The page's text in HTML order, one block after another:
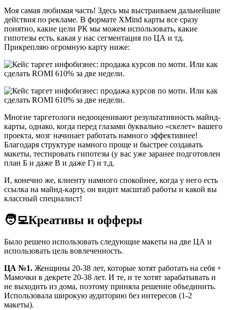
Моя самая любимая часть! Здесь мы выстраиваем дальнейшие
действия по рекламе. В формате XMind карты все сразу
понятно, какие цели РК мы можем использовать, какие
гипотезы есть, какая у нас сегментация по ЦА и тд.
Прикрепляю огромную карту ниже:
Многие таргетологи недооценивают результативность майнд-
карты, однако, когда перед глазами буквально «скелет» вашего
проекта, мозг начинает работать намного эффективнее!
Благодаря структуре намного проще и быстрее создавать
макеты, тестировать гипотезы (у вас уже заранее подготовлен
план Б и даже В и даже Г) и т.д.
И, конечно же, клиенту намного спокойнее, когда у него есть
ссылка на майнд-карту, он видит масштаб работы и какой вы
классный специалист!
🧑‍💻Креативы и офферы
Было решено использовать следующие макеты на две ЦА и
использовать цель вовлеченность.
ЦА №1. Женщины 20-38 лет, которые хотят работать на себя +
Мамочки в декрете 20-38 лет. И те, и те хотят зарабатывать и
не выходить из дома, поэтому приняла решение объединить.
Использовала широкую аудиторию без интересов (1-2
макеты).